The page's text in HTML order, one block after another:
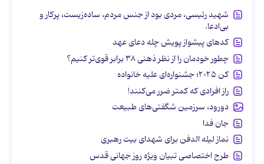
شهید رئیسی، مردی بود از جنس مردم، ساده‌زیست، پرکار و
بی‌ادعا.
کدهای پیشواز پویش چله دعای عهد
چطور خودمان را از نظر ذهنی ۳۸ برابر قوی‌تر کنیم؟
کن ۲۰۲۵؛ جشنواره‌ای علیه خانواده
راز افرادی که کمتر ضرر می‌کنند!
دورود، سرزمین شگفتی‌های طبیعت
جان فدا
نماز لیله الدفن برای شهدای بیت رهبری
طرح اختصاصی تبیان ویژه روز جهانی قدس